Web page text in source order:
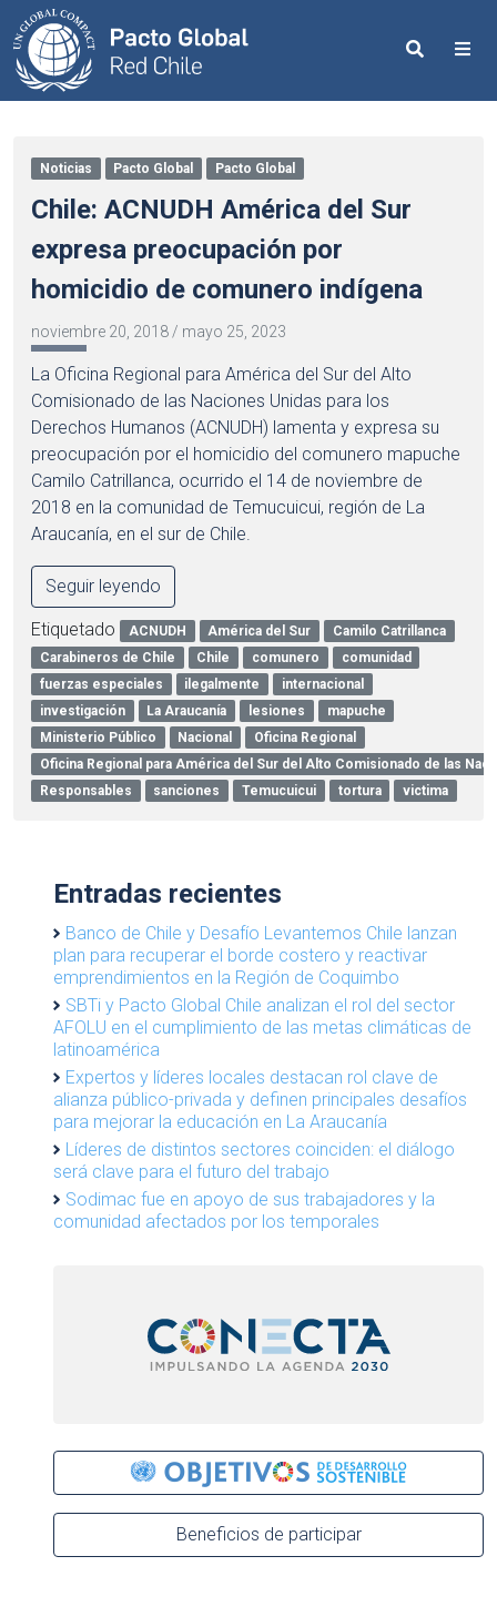
Search
Noticias Pacto Global Pacto Global
Chile: ACNUDH América del Sur
expresa preocupación por
homicidio de comunero indígena
noviembre 20, 2018 / mayo 25, 2023
La Oficina Regional para América del Sur del Alto
Comisionado de las Naciones Unidas para los
Derechos Humanos (ACNUDH) lamenta y expresa su
preocupación por el homicidio del comunero mapuche
Camilo Catrillanca, ocurrido el 14 de noviembre de
2018 en la comunidad de Temucuicui, región de La
Araucanía, en el sur de Chile.
Seguir leyendo
Etiquetado ACNUDH América del Sur
Camilo Catrillanca
Carabineros de Chile
Chile comunero
comunidad
fuerzas especiales
ilegalmente
internacional
investigación
La Araucanía lesiones
mapuche
Ministerio Público
Nacional
Oficina Regional
Oficina Regional para América del Sur del Alto Comisionado de las
Responsables
sanciones Temucuicui tortura victima
Entradas recientes
Banco de Chile y Desafío Levantemos Chile lanzan
plan para recuperar el borde costero y reactivar
emprendimientos en la Región de Coquimbo
SBTi y Pacto Global Chile analizan el rol del sector
AFOLU en el cumplimiento de las metas climáticas de
latinoamérica
Expertos y líderes locales destacan rol clave de
alianza público-privada y definen principales desafíos
para mejorar la educación en La Araucanía
Líderes de distintos sectores coinciden: el diálogo
será clave para el futuro del trabajo
Sodimac fue en apoyo de sus trabajadores y la
comunidad afectados por los temporales
Beneficios de participar